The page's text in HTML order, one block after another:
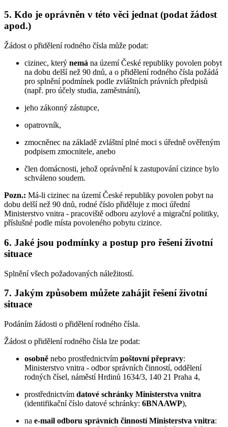
5. Kdo je oprávněn v této věci jednat (podat žádost
apod.)
Žádost o přidělení rodného čísla může podat:
cizinec, který nemá na území České republiky povolen pobyt
na dobu delší než 90 dnů, a o přidělení rodného čísla požádá
pro splnění podmínek podle zvláštních právních předpisů
(např. pro účely studia, zaměstnání),
jeho zákonný zástupce,
opatrovník,
zmocněnec na základě zvláštní plné moci s úředně ověřeným
podpisem zmocnitele, anebo
člen domácnosti, jehož oprávnění k zastupování cizince bylo
schváleno soudem.
Pozn.: Má-li cizinec na území České republiky povolen pobyt na
dobu delší než 90 dnů, rodné číslo přiděluje z moci úřední
Ministerstvo vnitra - pracoviště odboru azylové a migrační politiky,
příslušné podle místa povoleného pobytu cizince.
6. Jaké jsou podmínky a postup pro řešení životní
situace
Splnění všech požadovaných náležitostí.
7. Jakým způsobem můžete zahájit řešení životní
situace
Podáním žádosti o přidělení rodného čísla.
Žádost o přidělení rodného čísla lze podat:
osobně nebo prostřednictvím poštovní přepravy:
Ministerstvo vnitra - odbor správních činností, oddělení
rodných čísel, náměstí Hrdinů 1634/3, 140 21 Praha 4,
prostřednictvím datové schránky Ministerstva vnitra
(identifikační číslo datové schránky: 6BNAAWP),
na e-mail odboru správních činností Ministerstva vnitra: